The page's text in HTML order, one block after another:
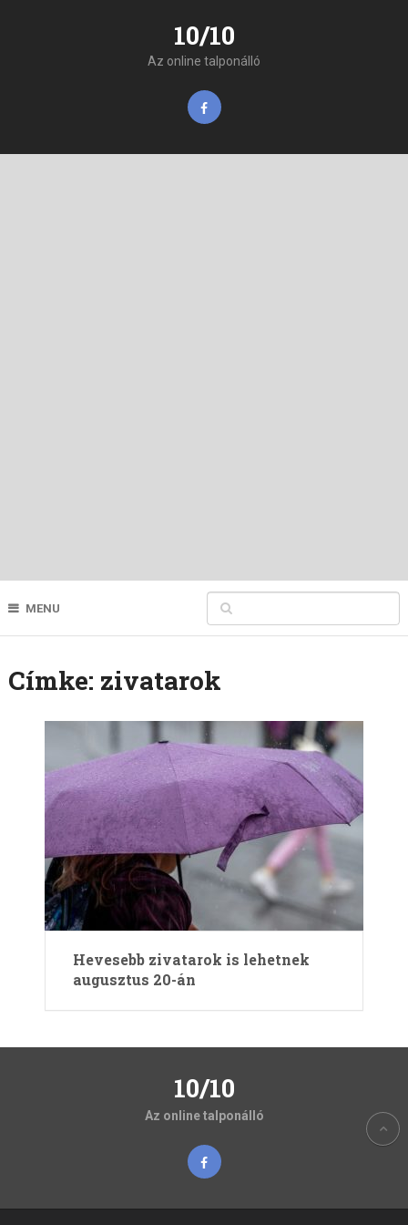
10/10
Az online talponálló
MENU
Címke: zivatarok
Hevesebb zivatarok is lehetnek
augusztus 20-án
10/10
Az online talponálló